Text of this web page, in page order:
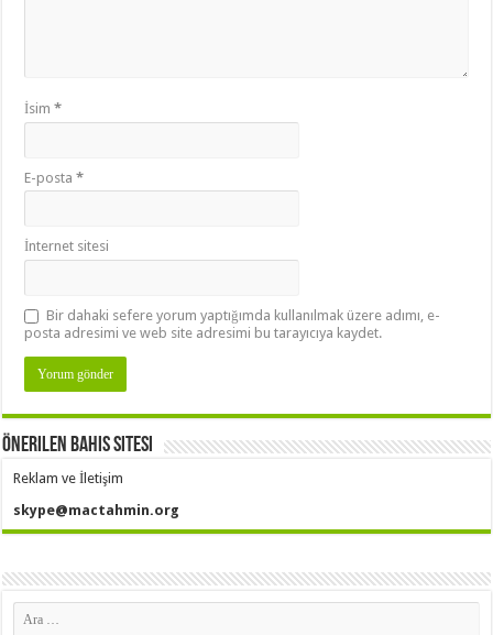
İsim*
E-posta*
İnternet sitesi
Bir dahaki sefere yorum yaptığımda kullanılmak üzere adımı, e-
posta adresimi ve web site adresimi bu tarayıcıya kaydet.
Önerilen Bahis Sitesi
Reklam ve İletişim
skype@mactahmin.org